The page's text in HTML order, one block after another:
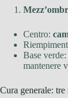
Centro:
Base
mantenere
Cura generale: